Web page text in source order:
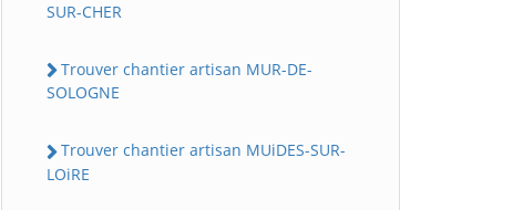
SUR-CHER
Trouver chantier artisan MUR-DE-
SOLOGNE
Trouver chantier artisan MUiDES-SUR-
LOiRE